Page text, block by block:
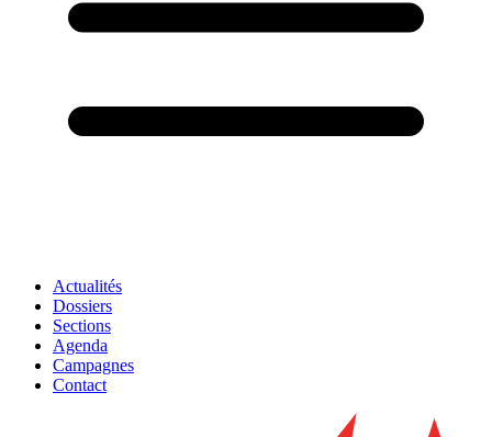
Actualités
Dossiers
Sections
Agenda
Campagnes
Contact